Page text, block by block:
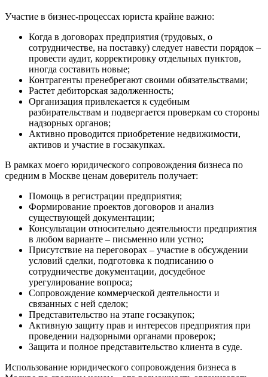
Участие в бизнес-процессах юриста крайне важно:
Когда в договорах предприятия (трудовых, о
сотрудничестве, на поставку) следует навести порядок –
провести аудит, корректировку отдельных пунктов,
иногда составить новые;
Контрагенты пренебрегают своими обязательствами;
Растет дебиторская задолженность;
Организация привлекается к судебным
разбирательствам и подвергается проверкам со стороны
надзорных органов;
Активно проводится приобретение недвижимости,
активов и участие в госзакупках.
В рамках моего юридического сопровождения бизнеса по
средним в Москве ценам доверитель получает:
Помощь в регистрации предприятия;
Формирование проектов договоров и анализ
существующей документации;
Консультации относительно деятельности предприятия
в любом варианте – письменно или устно;
Присутствие на переговорах – участие в обсуждении
условий сделки, подготовка к подписанию о
сотрудничестве документации, досудебное
урегулирование вопроса;
Сопровождение коммерческой деятельности и
связанных с ней сделок;
Представительство на этапе госзакупок;
Активную защиту прав и интересов предприятия при
проведении надзорными органами проверок;
Защита и полное представительство клиента в суде.
Использование юридического сопровождения бизнеса в